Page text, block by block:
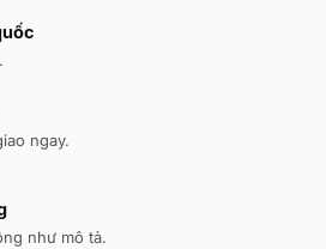
ngay.
như mô tả.